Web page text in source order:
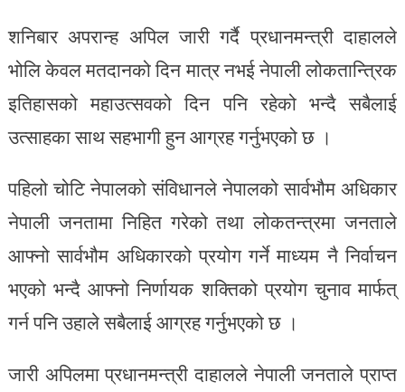
शनिबार अपरान्ह अपिल जारी गर्दै प्रधानमन्त्री दाहालले
भोलि केवल मतदानको दिन मात्र नभई नेपाली लोकतान्त्रिक
इतिहासको महाउत्सवको दिन पनि रहेको भन्दै सबैलाई
उत्साहका साथ सहभागी हुन आग्रह गर्नुभएको छ ।
पहिलो चोटि नेपालको संविधानले नेपालको सार्वभौम अधिकार
नेपाली जनतामा निहित गरेको तथा लोकतन्त्रमा जनताले
आफ्नो सार्वभौम अधिकारको प्रयोग गर्ने माध्यम नै निर्वाचन
भएको भन्दै आफ्नो निर्णायक शक्तिको प्रयोग चुनाव मार्फत्
गर्न पनि उहाले सबैलाई आग्रह गर्नुभएको छ ।
जारी अपिलमा प्रधानमन्त्री दाहालले नेपाली जनताले प्राप्त